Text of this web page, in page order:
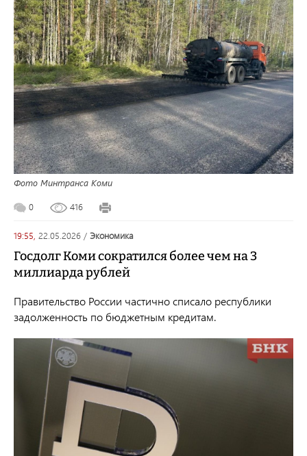
Фото Минтранса Коми
0 416
19:55, 22.05.2026 / экономика
Госдолг Коми сократился более чем на 3
миллиарда рублей
Правительство России частично списало республики
задолженность по бюджетным кредитам.